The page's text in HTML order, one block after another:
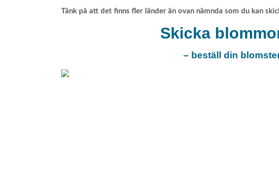
Tänk på att det finns fler länder än ovan nämnda som du kan
Skicka
– beställ din